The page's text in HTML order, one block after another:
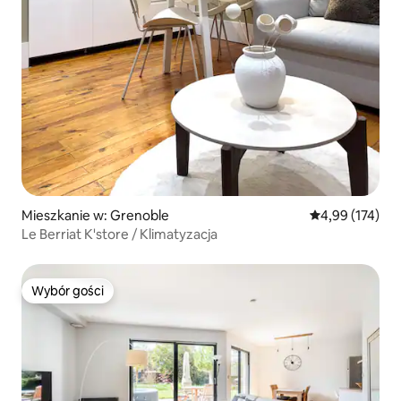
Mieszkanie w: Grenoble Średnia
4,99 (174)
Le Berriat K'store / Klimatyzacja
Wybór gości
Wybór gości